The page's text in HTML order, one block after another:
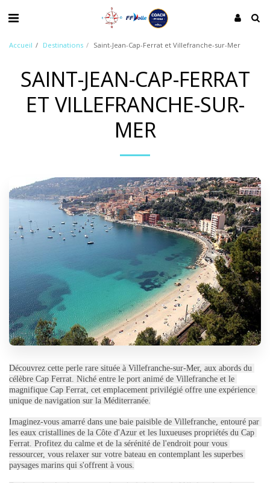
Accueil Destinations Saint-Jean-Cap-Ferrat et Villefranche-sur-Mer
SAINT-JEAN-CAP-FERRAT
ET VILLEFRANCHE-SUR-
MER
Découvrez cette perle rare située à Villefranche-sur-Mer, aux abords du
célèbre Cap Ferrat. Niché entre le port animé de Villefranche et le
magnifique Cap Ferrat, cet emplacement privilégié offre une expérience
unique de navigation sur la Méditerranée.
Imaginez-vous amarré dans une baie paisible de Villefranche, entouré par
les eaux cristallines de la Côte d'Azur et les luxueuses propriétés du Cap
Ferrat. Profitez du calme et de la sérénité de l'endroit pour vous
ressourcer, vous relaxer sur votre bateau en contemplant les superbes
paysages marins qui s'offrent à vous.